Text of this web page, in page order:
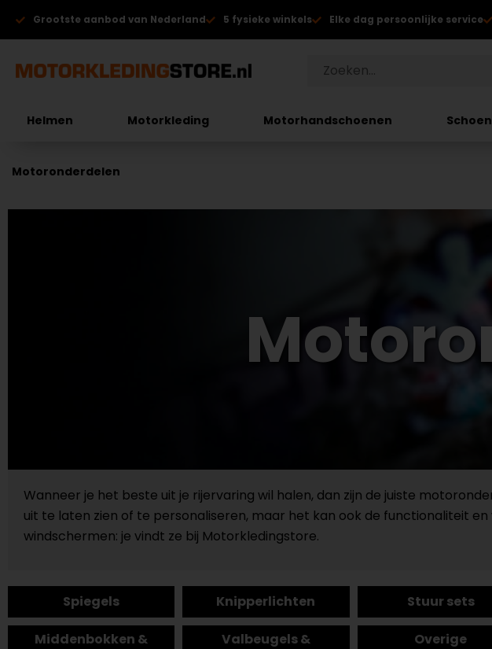
Grootste aanbod van Nederland 5 fysieke winkels Elke dag persoonlijke service
Helmen Motorkleding Motorhandschoenen
Motoronderdelen
Wanneer je het beste uit je rijervaring wil halen, dan zijn de juiste
uit te laten zien of te personaliseren, maar het kan ook de functionaliteit
windschermen: je vindt ze bij Motorkledingstore.
Spiegels Knipperlichten Stuur sets
Middenbokken &
Valbeugels &
Overige